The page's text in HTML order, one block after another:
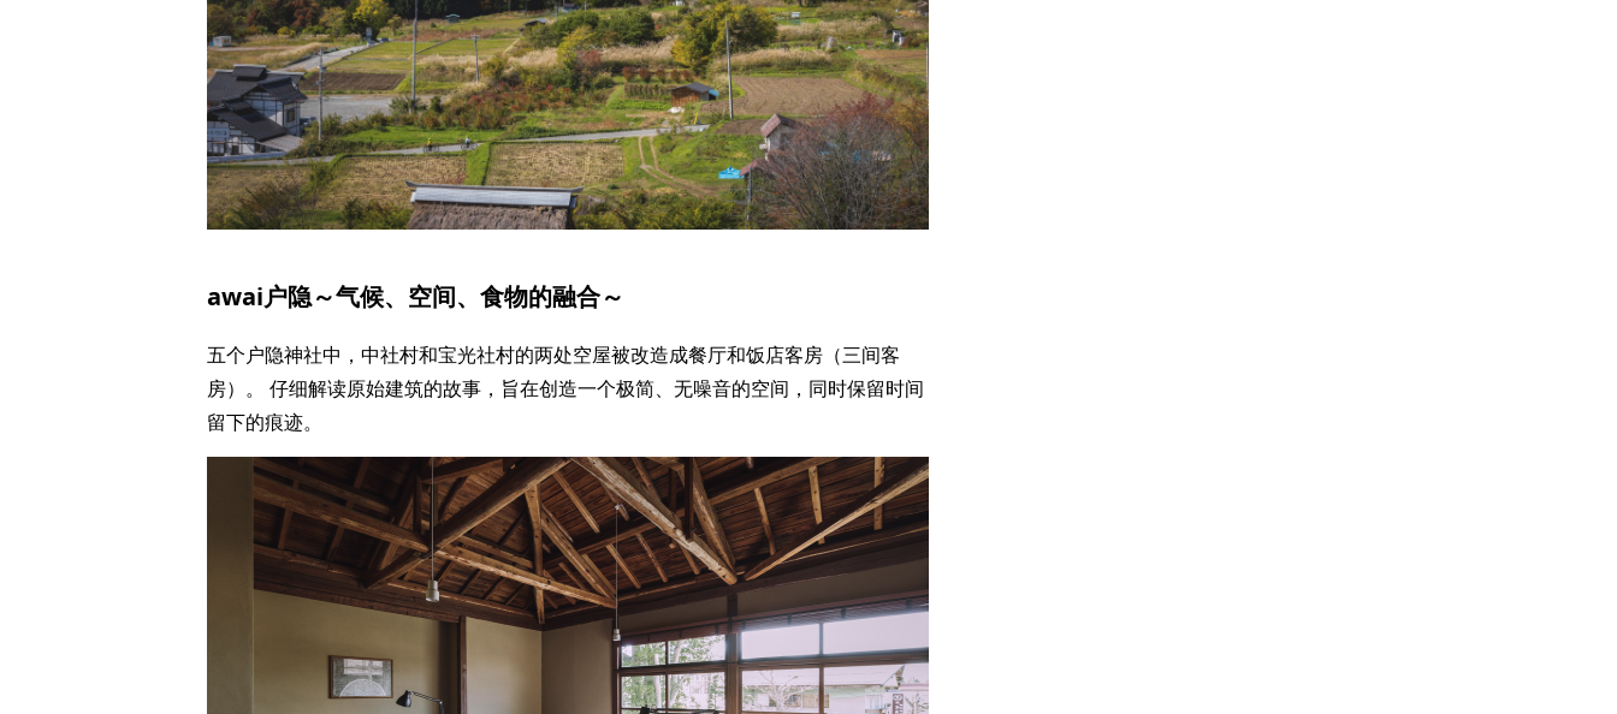
awai户隐～气候、空间、食物的融合～
五个户隐神社中，中社村和宝光社村的两处空屋被改造成餐厅和饭店客房（三间客
房）。 仔细解读原始建筑的故事，旨在创造一个极简、无噪音的空间，同时保留时间
留下的痕迹。